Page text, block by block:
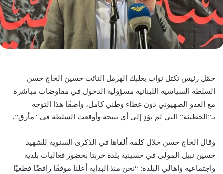
حمّل رئيس تكتل نواب بعلبك الهرمل النائب حسين الحاج حسن
السلطة السياسية اللبنانية مسؤولية الدخول في مفاوضات مباشرة
مع العدو الصهيوني دون غطاء وطني كامل، واصفًا هذا التوجه
بـ”الخطيئة” التي لم تؤدِ إلى أي نتيجة وأوقعت السلطة في “مأزق”.
وقال الحاج حسن خلال كلمة ألقاها في الذكرى السنوية للشهيد
حسين نبيل المولى في حسينية بلدة حربتا بحضور فعاليات بلدية
واجتماعية واهالي البلدة: “نحن منذ البداية أعلنا موقفًا رافضًا قطعيًا